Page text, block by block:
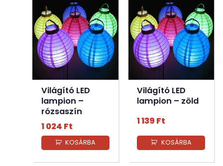
Világító LED
lampion –
rózsaszín
1 024 Ft
KOSÁRBA
Világító LED
lampion – zöld
1 139 Ft
KOSÁRBA